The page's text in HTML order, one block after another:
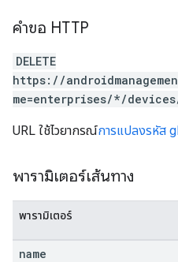
คำขอ HTTP
DELETE
https://
me=enterprises/*/
URL ใช้ไวยากรณ์การแปลงรหัส
พารามิเตอร์เส้นทาง
พารามิเตอร์
name